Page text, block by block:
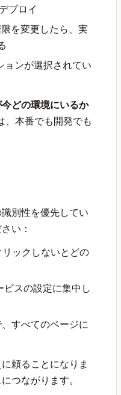
プロイ
を変更したら、実
ンが選択されてい
どの環境にいるか
、本番でも開発でも
別性を優先してい
い：
ックしないとどの
スの設定に集中し
すべてのページに
頼ることになりま
つながります。